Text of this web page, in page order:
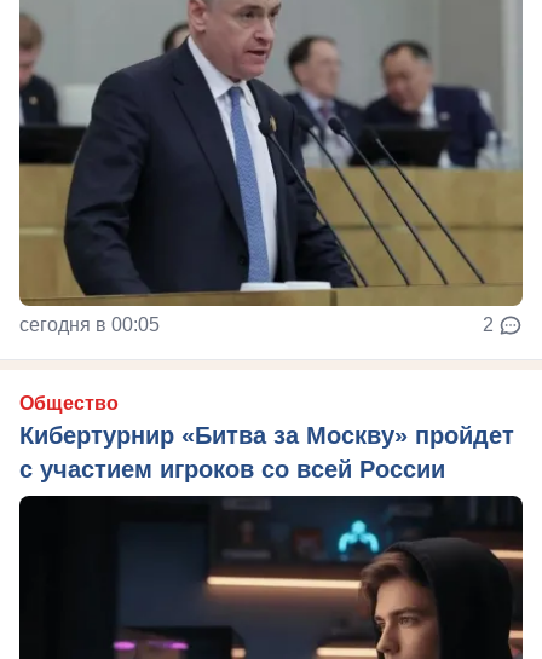
сегодня в 00:05 2
Общество
Кибертурнир «Битва за Москву» пройдет
с участием игроков со всей России